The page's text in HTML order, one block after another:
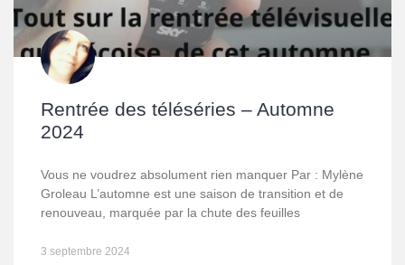
Rentrée des téléséries – Automne
2024
Vous ne voudrez absolument rien manquer Par : Mylène
Groleau L’automne est une saison de transition et de
renouveau, marquée par la chute des feuilles
3 septembre 2024